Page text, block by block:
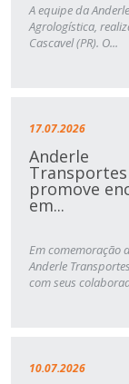
A equipe da
Agrologística,
Cascavel (PR). O...
17.07.2026
Anderle
Transportes
promove
em...
Em comemoração
Anderle
com seus
10.07.2026